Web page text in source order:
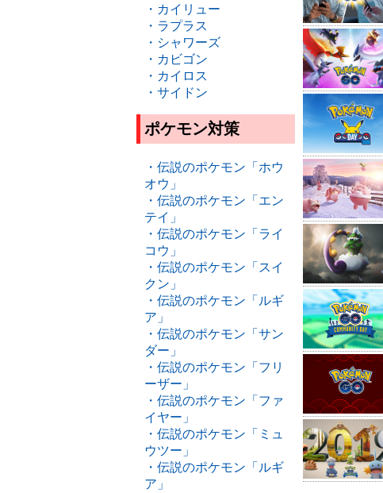
・カイリュー
・ラプラス
・シャワーズ
・カビゴン
・カイロス
・サイドン
ポケモン対策
・伝説のポケモン「ホウ
オウ」
・伝説のポケモン「エン
テイ」
・伝説のポケモン「ライ
コウ」
・伝説のポケモン「スイ
クン」
・伝説のポケモン「ルギ
ア」
・伝説のポケモン「サン
ダー」
・伝説のポケモン「フリ
ーザー」
・伝説のポケモン「ファ
イヤー」
・伝説のポケモン「ミュ
ウツー」
・伝説のポケモン「ルギ
ア」